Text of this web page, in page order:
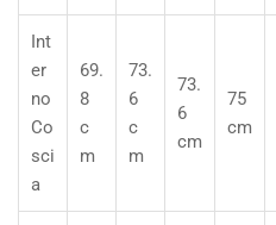
Int
er
no
Co
sci
a
69.
8
c
m
73.
6
c
m
73.
6
cm
75
cm